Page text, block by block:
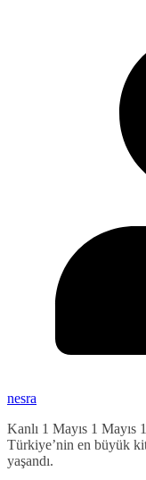
nesra
Kanlı 1 Mayıs 1 Mayıs
Türkiye’nin en büyük
yaşandı.